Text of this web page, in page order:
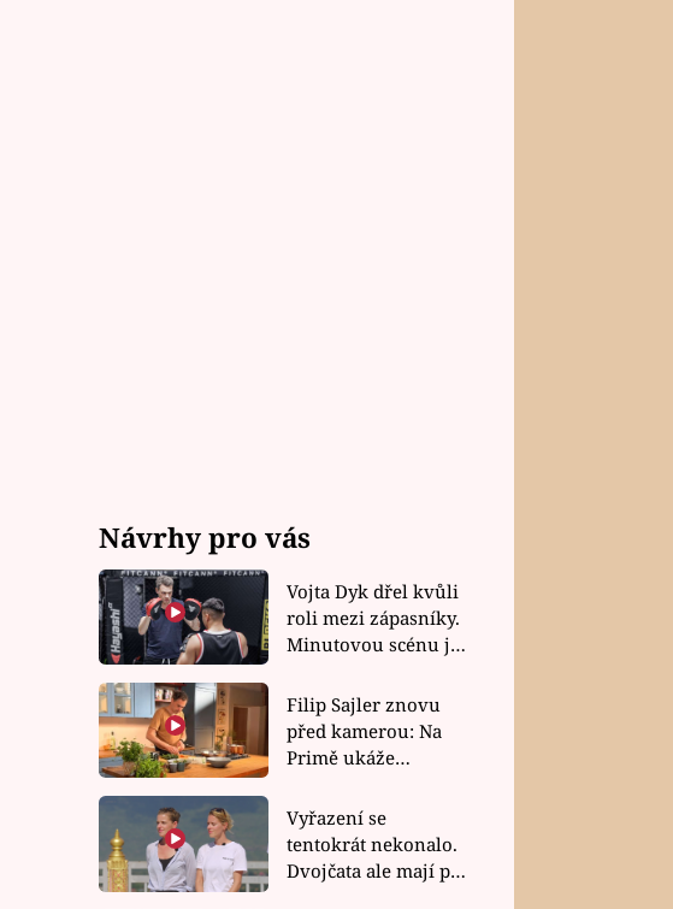
Návrhy pro vás
Vojta Dyk dřel kvůli
roli mezi zápasníky.
Minutovou scénu jel
Filip Sajler znovu
před kamerou: Na
Primě ukáže
rychlé recepty
Vyřazení se
tentokrát nekonalo.
Dvojčata ale mají po